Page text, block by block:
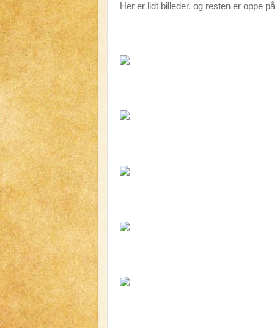
Her er lidt billeder. og resten er oppe på